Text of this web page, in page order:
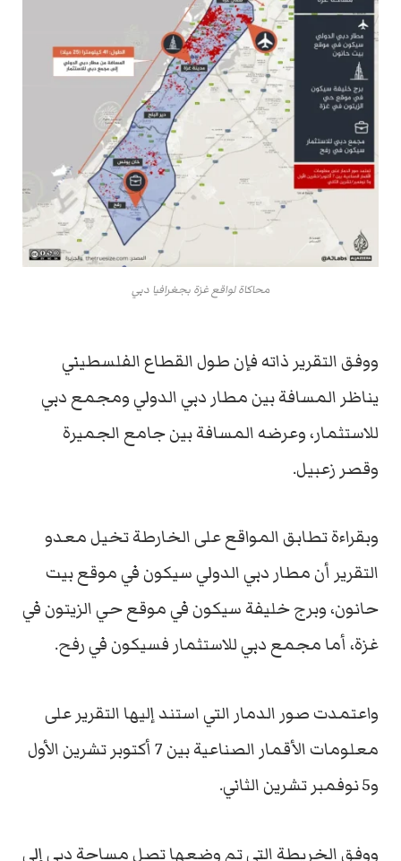
محاكاة لواقع غزة بجغرافيا دبي
ووفق التقرير ذاته فإن طول القطاع الفلسطيني
يناظر المسافة بين مطار دبي الدولي ومجمع دبي
للاستثمار، وعرضه المسافة بين جامع الجميرة
وقصر زعبيل.
وبقراءة تطابق المواقع على الخارطة تخيل معدو
التقرير أن مطار دبي الدولي سيكون في موقع بيت
حانون، وبرج خليفة سيكون في موقع حي الزيتون في
غزة، أما مجمع دبي للاستثمار فسيكون في رفح.
واعتمدت صور الدمار التي استند إليها التقرير على
معلومات الأقمار الصناعية بين 7 أكتوبر تشرين الأول
و5 نوفمبر تشرين الثاني.
ووفق الخريطة التي تم وضعها تصل مساحة دبي إلى